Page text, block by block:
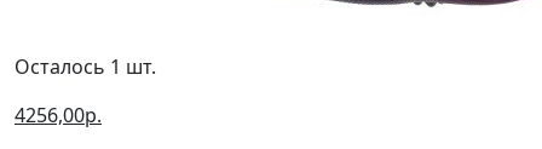
Осталось 1 шт.
4256,00р.